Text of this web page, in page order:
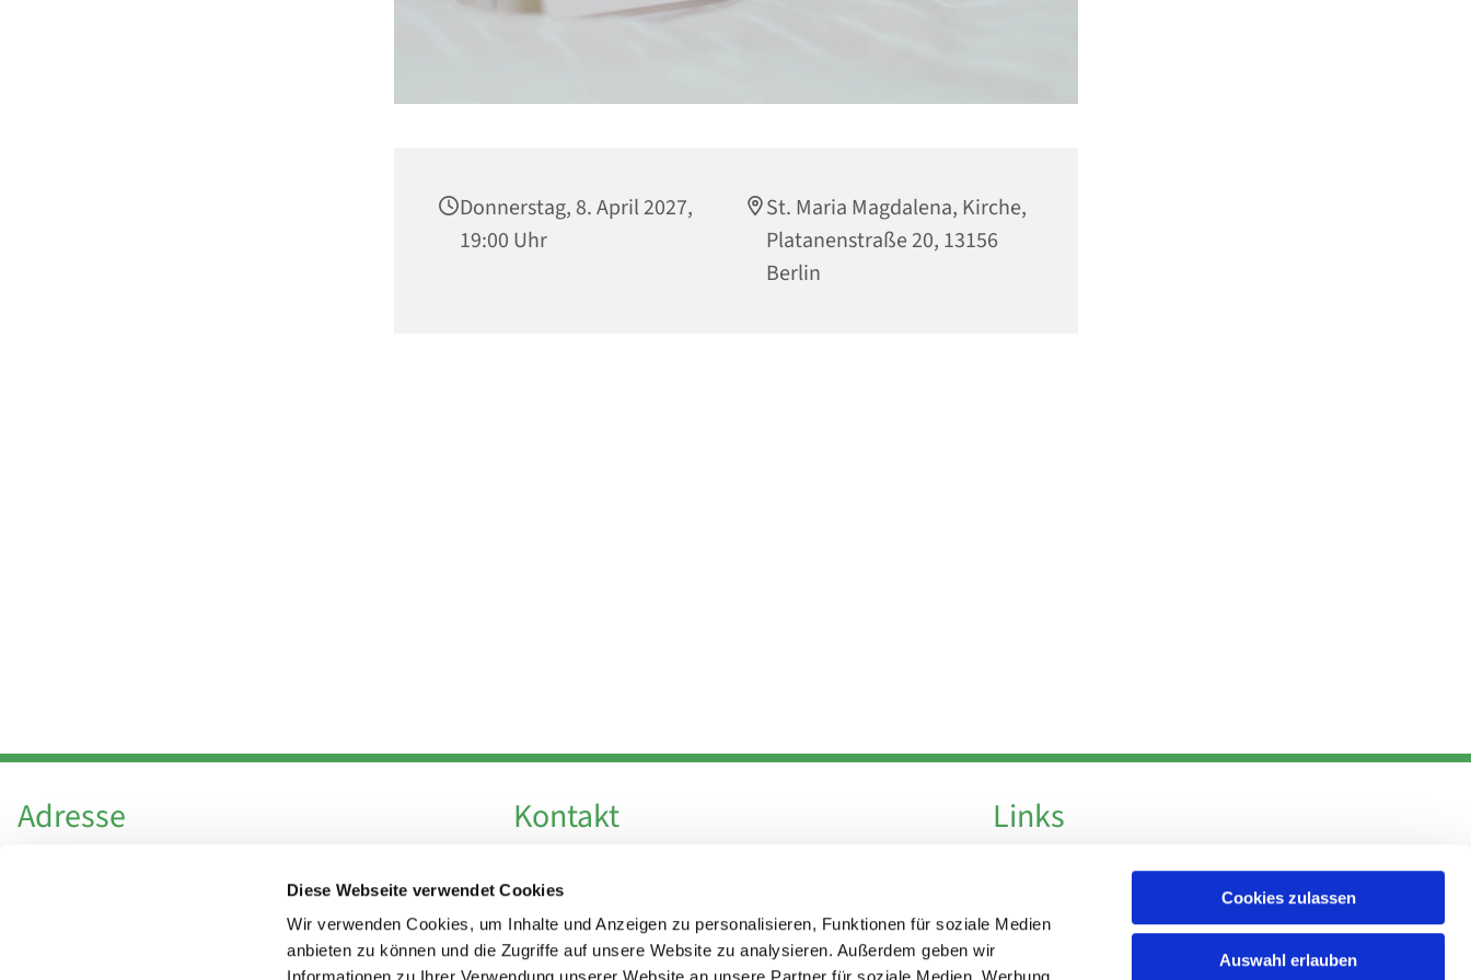
Diese Webseite verwendet Cookies
Wir verwenden Cookies, um Inhalte und Anzeigen zu personalisieren, Funktionen für soziale Medien
anbieten zu können und die Zugriffe auf unsere Website zu analysieren. Außerdem geben wir
Cookies zulassen
Auswahl erlauben
Donnerstag, 8. April 2027,
19:00 Uhr
St. Maria Magdalena, Kirche,
Platanenstraße 20, 13156
Berlin
Adresse
Hl. Theresa von Avila Berlin Nordost
Leitender Pfarrer - Norbert Pomplun
Kontakt
Fax +49 30 924 54 18
E-Mailinfo@theresa-von-avila-berlin.de
Links
Impressum